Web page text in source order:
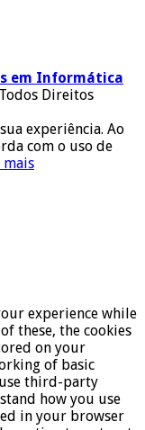
em Informática
Direitos
experiência. Ao
com o uso de
mais
experience while
these, the cookies
on your
of basic
third-party
how you use
in your browser